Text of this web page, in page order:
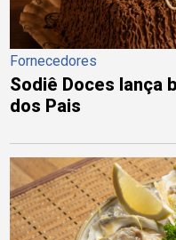
Fornecedores
Sodiê Doces lança
dos Pais